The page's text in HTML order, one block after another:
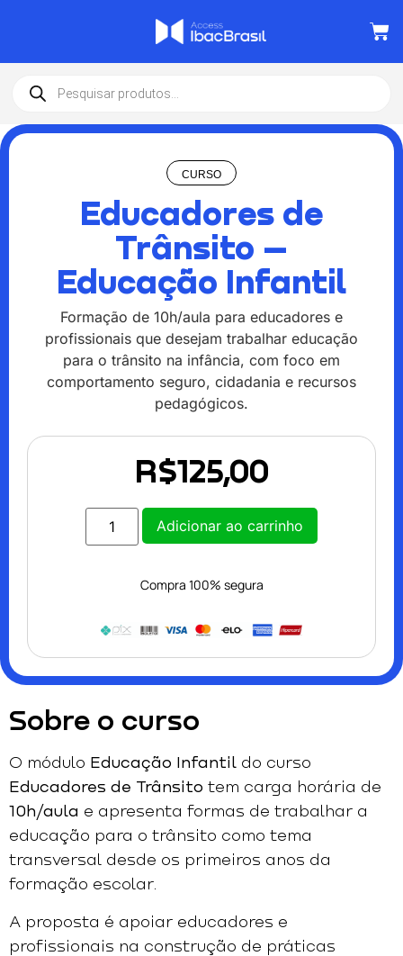
CURSO
Educadores de
Trânsito –
Educação Infantil
Formação de 10h/aula para educadores e
profissionais que desejam trabalhar educação
para o trânsito na infância, com foco em
comportamento seguro, cidadania e recursos
pedagógicos.
R$125,00
Adicionar ao carrinho
Compra 100% segura
Sobre o curso
O módulo Educação Infantil do curso
Educadores de Trânsito tem carga horária de
10h/aula e apresenta formas de trabalhar a
educação para o trânsito como tema
transversal desde os primeiros anos da
formação escolar.
A proposta é apoiar educadores e
profissionais na construção de práticas